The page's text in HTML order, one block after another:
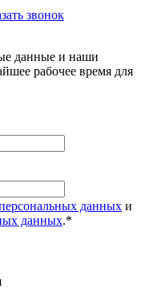
звонок
данные и наши
рабочее время для
данных и
данных.*